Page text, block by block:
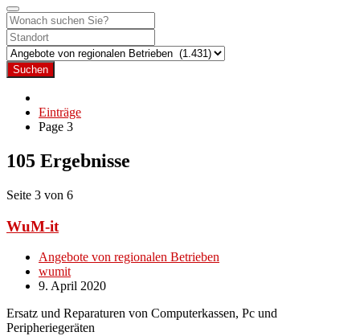
Suchen
Einträge
Page 3
105 Ergebnisse
Seite 3 von 6
WuM-it
Angebote von regionalen Betrieben
wumit
9. April 2020
Ersatz und Reparaturen von Computerkassen, Pc und
Peripheriegeräten